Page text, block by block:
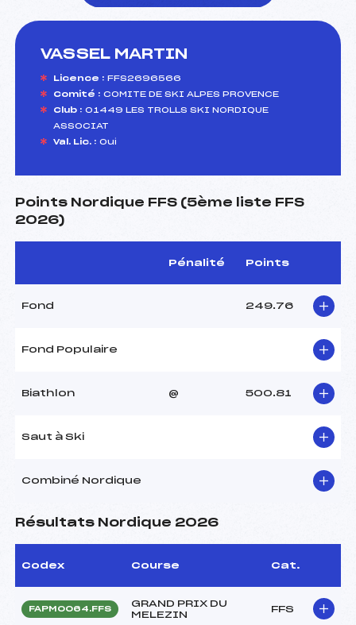
VASSEL MARTIN
Licence : FFS2696566
Comité : COMITE DE SKI ALPES PROVENCE
Club : 01449 LES TROLLS SKI NORDIQUE
ASSOCIAT
Val. Lic. : Oui
Points Nordique FFS (5ème liste FFS
2026)
Pénalité Points
Fond 249.76
Fond Populaire
Biathlon @ 500.81
Saut à Ski
Combiné Nordique
Résultats Nordique 2026
Codex Course Cat.
FAPM0064.FFS
GRAND PRIX DU
MELEZIN
FFS